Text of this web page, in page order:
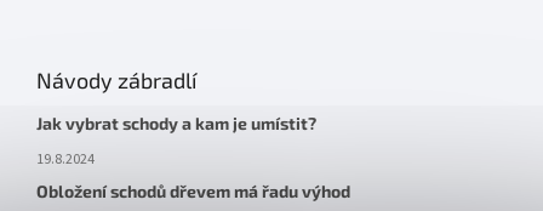
Návody zábradlí
Jak vybrat schody a kam je umístit?
19.8.2024
Obložení schodů dřevem má řadu výhod